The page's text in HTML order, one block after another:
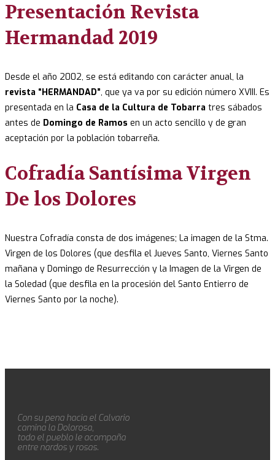
Presentación Revista
Hermandad 2019
Desde el año 2002, se está editando con carácter anual, la
revista “HERMANDAD”, que ya va por su edición número XVIII. Es
presentada en la Casa de la Cultura de Tobarra tres sábados
antes de Domingo de Ramos en un acto sencillo y de gran
aceptación por la población tobarreña.
Cofradía Santísima Virgen
De los Dolores
Nuestra Cofradía consta de dos imágenes; La imagen de la Stma.
Virgen de los Dolores (que desfila el Jueves Santo, Viernes Santo
mañana y Domingo de Resurrección y la Imagen de la Virgen de
la Soledad (que desfila en la procesión del Santo Entierro de
Viernes Santo por la noche).
Con su pena hacia el Calvario
camina la Dolorosa,
todo el pueblo le acompaña
entre nardos y rosas.